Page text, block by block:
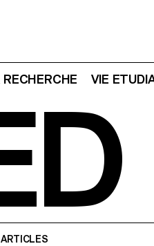
VIE
ARTICLES